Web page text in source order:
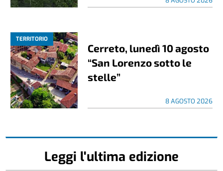
TERRITORIO
Cerreto, lunedì 10 agosto
“San Lorenzo sotto le
stelle”
8 AGOSTO 2026
Leggi l'ultima edizione